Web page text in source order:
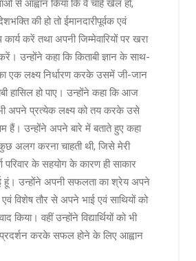
से आह्वान किया कि वे चाहे खेल हो,
की हो तो ईमानदारीपूर्वक एवं
कार्य करें तथा अपनी जिम्मेवारियों पर खरा
उन्होंने कहा कि किताबी ज्ञान के साथ-
एक लक्ष्य निर्धारण करके उसमें जी-जान
हासिल हो पाए। उन्होंने कहा कि आज
भी अपने प्रत्येक लक्ष्य को तय करके उसे
हैं। उन्होंने अपने बारे में बताते हुए कहा
अलग करना चाहती थी, जिसे मेरी
परिवार के सहयोग के कारण ही साकार
हूं। उन्होंने अपनी सफलता का श्रेय अपने
एवं विशेष तौर से अपने भाई एवं साथियों को
किया। वहीं उन्होंने विद्यार्थियों को भी
करके सफल होने के लिए आह्वान